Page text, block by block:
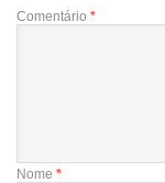
Comentário *
Nome *